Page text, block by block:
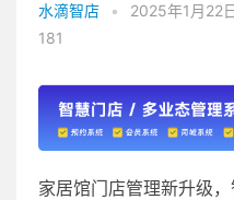
水滴智店 • 2025年1月22
181
家居馆门店管理新升级